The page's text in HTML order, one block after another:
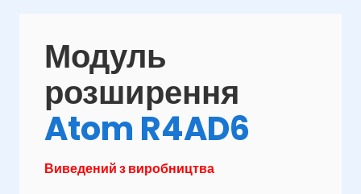
Модуль
розширення
Atom R4AD6
Виведений з виробництва